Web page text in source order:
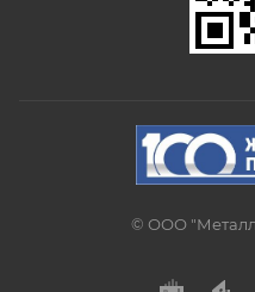
© ООО "Металл